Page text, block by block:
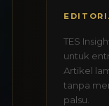
TES
untuk
Artikel
tanpa
palsu.